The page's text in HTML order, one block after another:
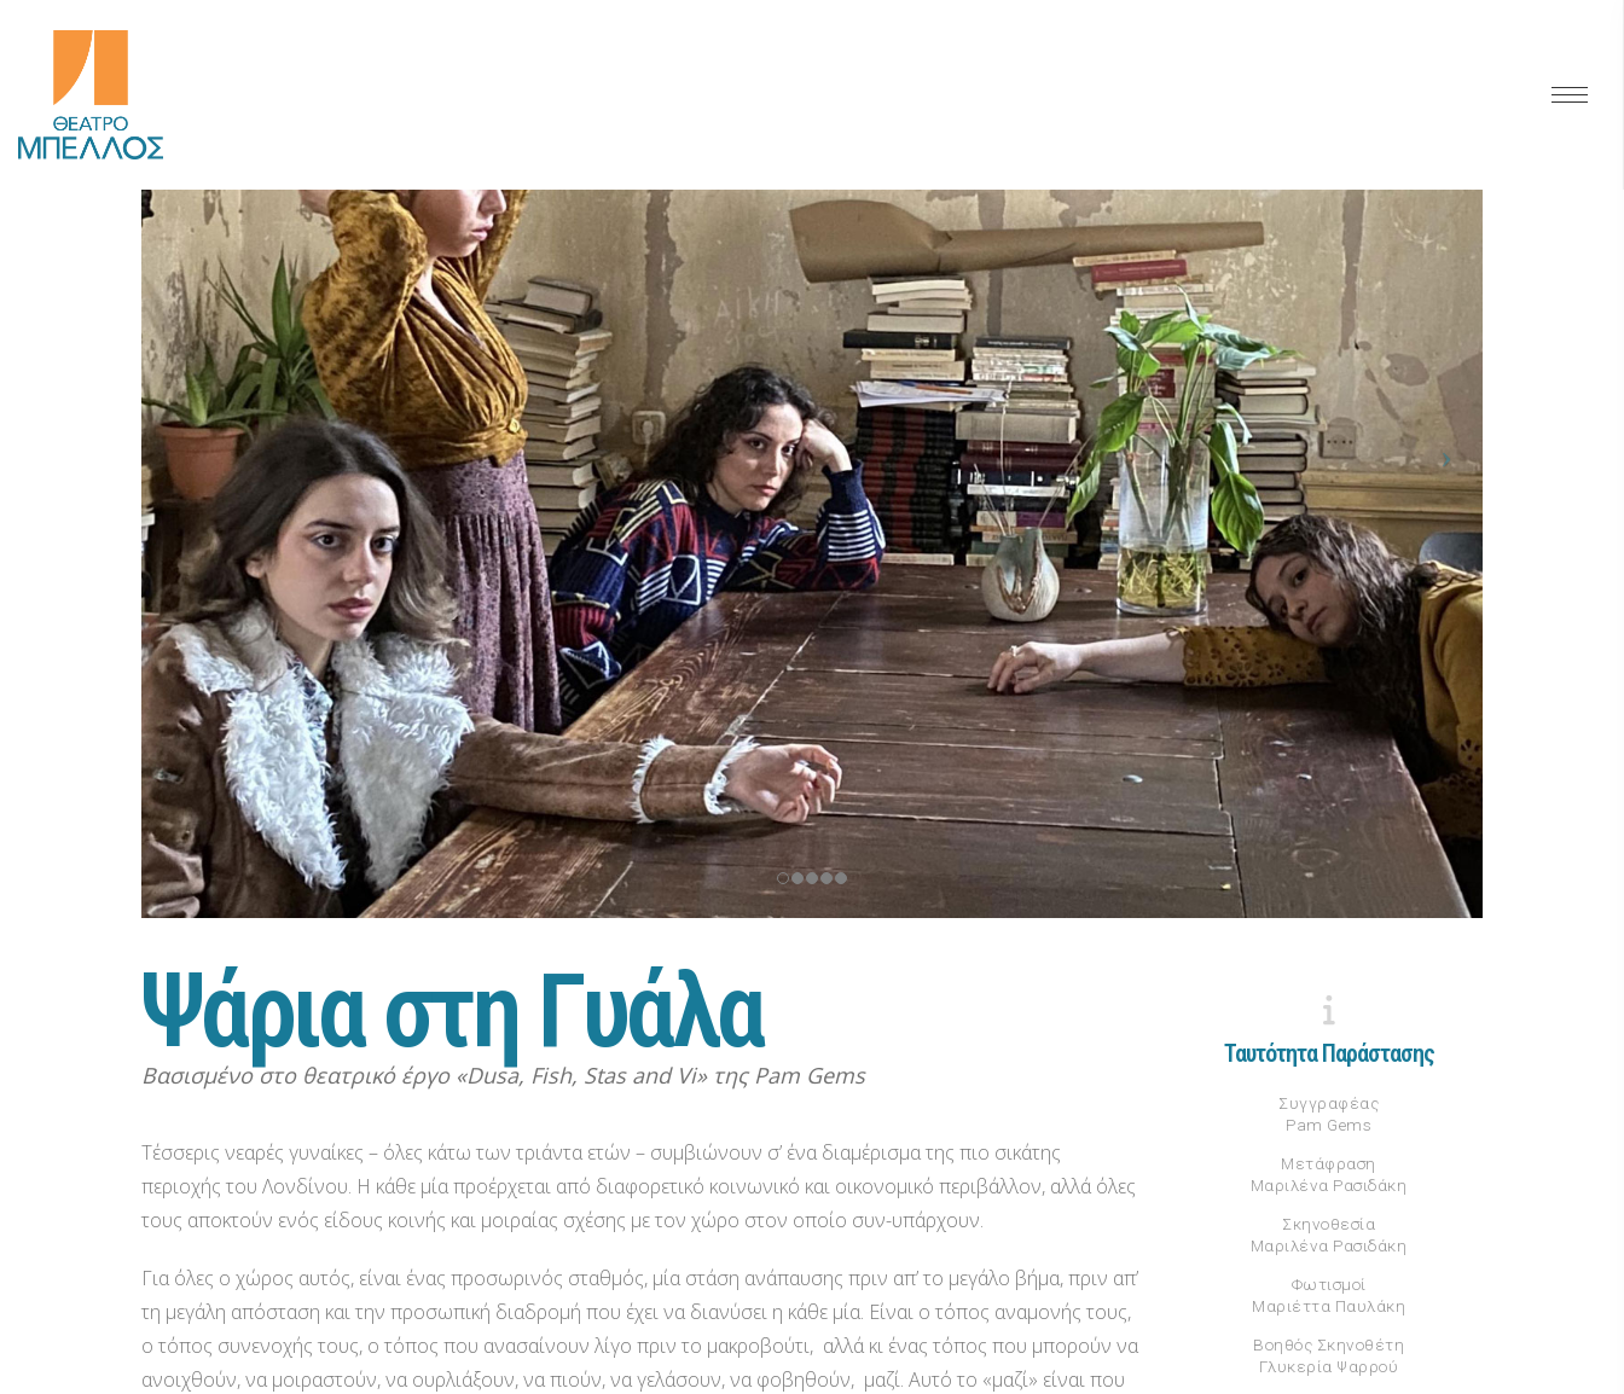
Ψάριαστη Γυάλα
Βασισμένο στο θεατρικό έργο «Dusa, Fish, Stas and Vi» της Pam Gems
Τέσσερις νεαρές γυναίκες – όλες κάτω των τριάντα ετών – συμβιώνουν σ’ ένα διαμέρισμα της πιο σικάτης
περιοχής του Λονδίνου. Η κάθε μία προέρχεται από διαφορετικό κοινωνικό και οικονομικό περιβάλλον, αλλά όλες
τους αποκτούν ενός είδους κοινής και μοιραίας σχέσης με τον χώρο στον οποίο συν-υπάρχουν.
Για όλες ο χώρος αυτός, είναι ένας προσωρινός σταθμός, μία στάση ανάπαυσης πριν απ’ το μεγάλο βήμα, πριν απ’
τη μεγάλη απόσταση και την προσωπική διαδρομή που έχει να διανύσει η κάθε μία. Είναι ο τόπος αναμονής τους,
ο τόπος συνενοχής τους, ο τόπος που ανασαίνουν λίγο πριν το μακροβούτι, αλλά κι ένας τόπος που μπορούν να
ανοιχθούν, να μοιραστούν, να ουρλιάξουν, να πιούν, να γελάσουν, να φοβηθούν, μαζί. Αυτό το «μαζί» είναι που
Ταυτότητα Παράστασης
Συγγραφέας
Pam Gems
Μετάφραση
Μαριλένα Ρασιδάκη
Σκηνοθεσία
Μαριλένα Ρασιδάκη
Φωτισμοί
Μαριέττα Παυλάκη
Βοηθός Σκηνοθέτη
Γλυκερία Ψαρρού